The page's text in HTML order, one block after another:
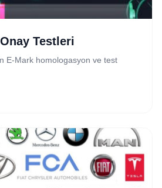
Testleri
E-Mark homologasyon ve test